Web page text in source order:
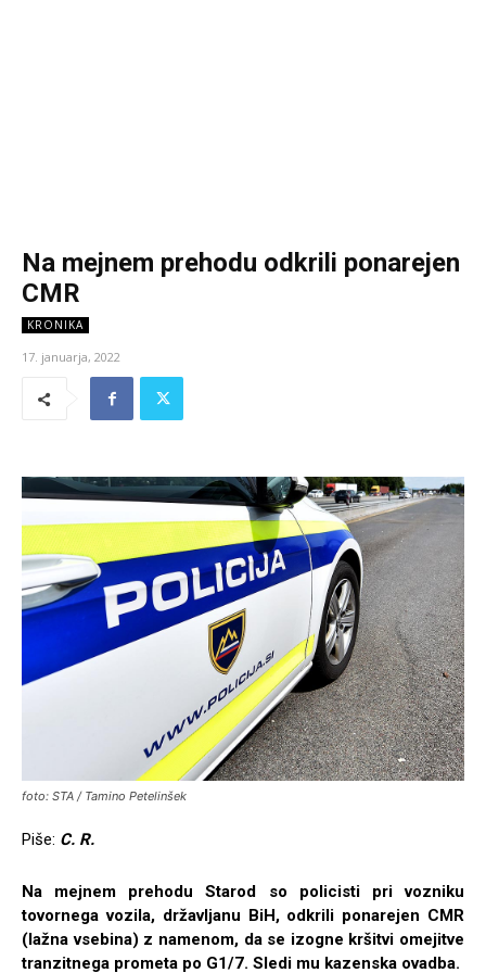
Na mejnem prehodu odkrili ponarejen
CMR
KRONIKA
17. januarja, 2022
foto: STA / Tamino Petelinšek
Piše: C. R.
Na mejnem prehodu Starod so policisti pri vozniku
tovornega vozila, državljanu BiH, odkrili ponarejen CMR
(lažna vsebina) z namenom, da se izogne kršitvi omejitve
tranzitnega prometa po G1/7. Sledi mu kazenska ovadba.